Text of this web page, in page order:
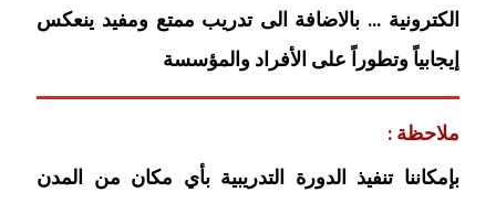
الكترونية … بالاضافة الى تدريب ممتع ومفيد ينعكس
إيجابياً وتطوراً على الأفراد والمؤسسة
ملاحظة :
بإمكاننا تنفيذ الدورة التدريبية بأي مكان من المدن